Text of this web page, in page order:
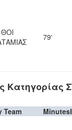
79'
Κατηγορίας
Team Minutes